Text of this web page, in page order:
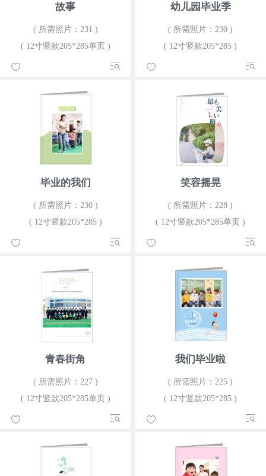
故事
( 所需照片：231 )
( 12寸竖款205*285单页 )
幼儿园毕业季
( 所需照片：230 )
( 12寸竖款205*285 )
毕业的我们
( 所需照片：230 )
( 12寸竖款205*285 )
笑容摇晃
( 所需照片：228 )
( 12寸竖款205*285单页 )
青春街角
( 所需照片：227 )
( 12寸竖款205*285单页 )
我们毕业啦
( 所需照片：225 )
( 12寸竖款205*285 )